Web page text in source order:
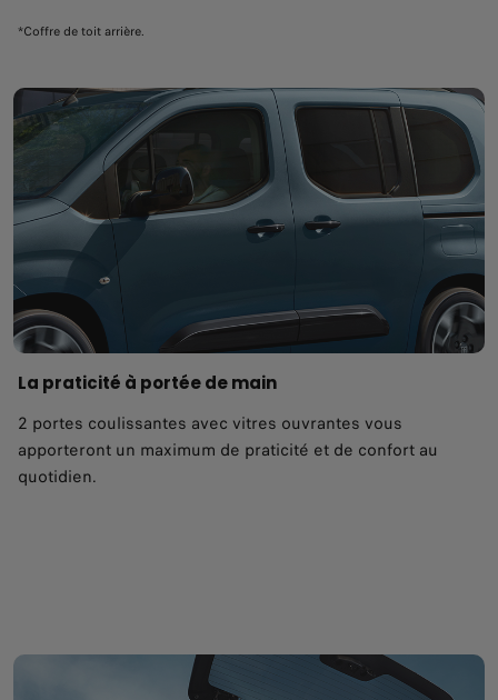
*Coffre de toit arrière.
La praticité à portée de main
2 portes coulissantes avec vitres ouvrantes vous
apporteront un maximum de praticité et de confort au
quotidien.